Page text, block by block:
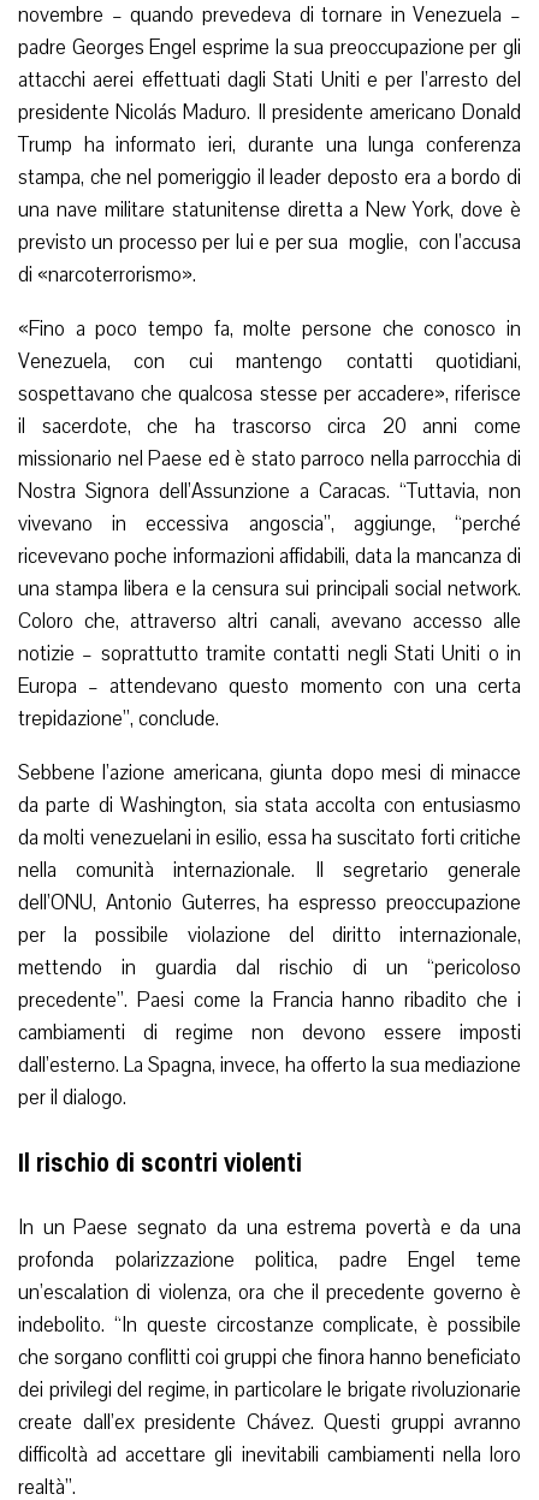
novembre – quando prevedeva di tornare in Venezuela –
padre Georges Engel esprime la sua preoccupazione per gli
attacchi aerei effettuati dagli Stati Uniti e per l’arresto del
presidente Nicolás Maduro. Il presidente americano Donald
Trump ha informato ieri, durante una lunga conferenza
stampa, che nel pomeriggio il leader deposto era a bordo di
una nave militare statunitense diretta a New York, dove è
previsto un processo per lui e per sua moglie, con l’accusa
di «narcoterrorismo».
«Fino a poco tempo fa, molte persone che conosco in
Venezuela, con cui mantengo contatti quotidiani,
sospettavano che qualcosa stesse per accadere», riferisce
il sacerdote, che ha trascorso circa 20 anni come
missionario nel Paese ed è stato parroco nella parrocchia di
Nostra Signora dell’Assunzione a Caracas. “Tuttavia, non
vivevano in eccessiva angoscia”, aggiunge, “perché
ricevevano poche informazioni affidabili, data la mancanza di
una stampa libera e la censura sui principali social network.
Coloro che, attraverso altri canali, avevano accesso alle
notizie – soprattutto tramite contatti negli Stati Uniti o in
Europa – attendevano questo momento con una certa
trepidazione”, conclude.
Sebbene l’azione americana, giunta dopo mesi di minacce
da parte di Washington, sia stata accolta con entusiasmo
da molti venezuelani in esilio, essa ha suscitato forti critiche
nella comunità internazionale. Il segretario generale
dell’ONU, Antonio Guterres, ha espresso preoccupazione
per la possibile violazione del diritto internazionale,
mettendo in guardia dal rischio di un “pericoloso
precedente”. Paesi come la Francia hanno ribadito che i
cambiamenti di regime non devono essere imposti
dall’esterno. La Spagna, invece, ha offerto la sua mediazione
per il dialogo.
Il rischio di scontri violenti
In un Paese segnato da una estrema povertà e da una
profonda polarizzazione politica, padre Engel teme
un’escalation di violenza, ora che il precedente governo è
indebolito. “In queste circostanze complicate, è possibile
che sorgano conflitti coi gruppi che finora hanno beneficiato
dei privilegi del regime, in particolare le brigate rivoluzionarie
create dall’ex presidente Chávez. Questi gruppi avranno
difficoltà ad accettare gli inevitabili cambiamenti nella loro
realtà”.